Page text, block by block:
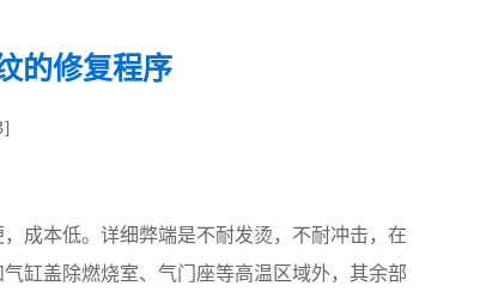
的修复程序
成本低。详细弊端是不耐发烫，不耐冲击，在
缸盖除燃烧室、气门座等高温区域外，其余部